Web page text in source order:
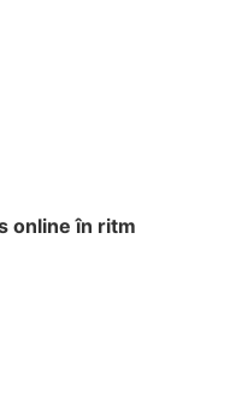
online în ritm